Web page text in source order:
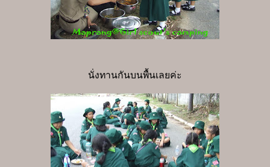
นั่งทานกันบนพื้นเลยค่ะ